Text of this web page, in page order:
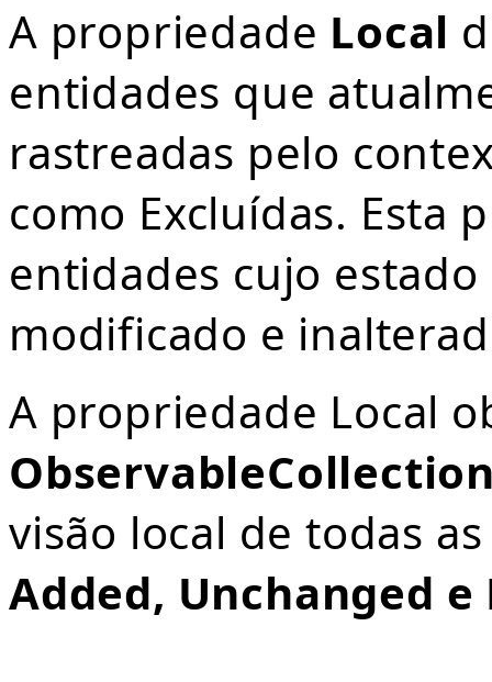
A propriedade Local
entidades que
rastreadas pelo
como Excluídas. Esta
entidades cujo
modificado e
A propriedade Local
visão local de todas
Added, Unchanged